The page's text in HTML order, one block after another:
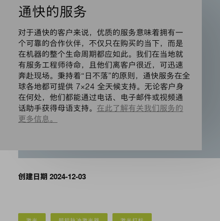
通快的服务
对于通快的客户来说，优质的服务意味着拥有一
个可靠的合作伙伴，不仅只在购买的当下，而是
在机器的整个生命周期都应如此。我们在当地就
有服务工程师待命，且他们离客户很近，可迅速
奔赴现场。秉持着“日不落”的原则，通快服务在全
球各地都可提供 7×24 全天候支持。无论客户身
在何处，他们都能通过电话、电子邮件或视频通
话助手获得母语支持。 在此了解有关我们服务的
更多信息。
创建日期 2024-12-03